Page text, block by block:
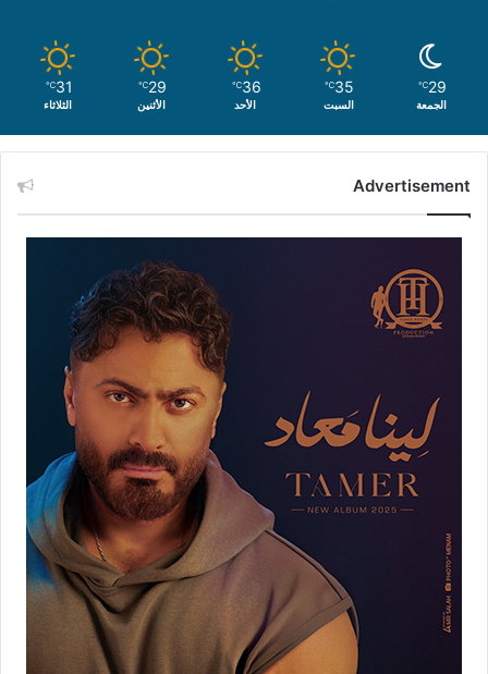
29
℃
الجمعة
35
℃
السبت
36
℃
الأحد
29
℃
الأثنين
31
℃
الثلاثاء
Advertisement